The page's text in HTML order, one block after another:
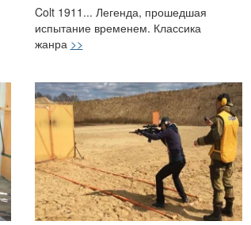
Colt 1911... Легенда, прошедшая
испытание временем. Классика
жанра >>